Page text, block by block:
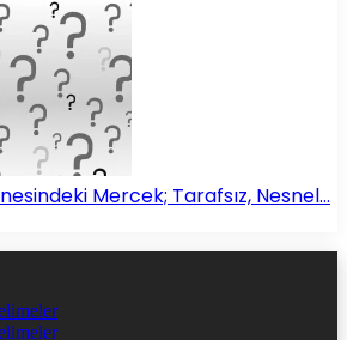
Mercek; Tarafsız, Nesnel…